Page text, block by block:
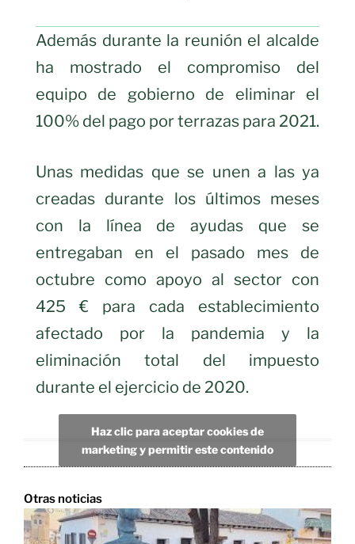
Además durante la reunión el alcalde
ha mostrado el compromiso del
equipo de gobierno de eliminar el
100% del pago por terrazas para 2021.
Unas medidas que se unen a las ya
creadas durante los últimos meses
con la línea de ayudas que se
entregaban en el pasado mes de
octubre como apoyo al sector con
425 € para cada establecimiento
afectado por la pandemia y la
eliminación total del impuesto
durante el ejercicio de 2020.
Haz clic para aceptar cookies de
marketing y permitir este contenido
Otras noticias